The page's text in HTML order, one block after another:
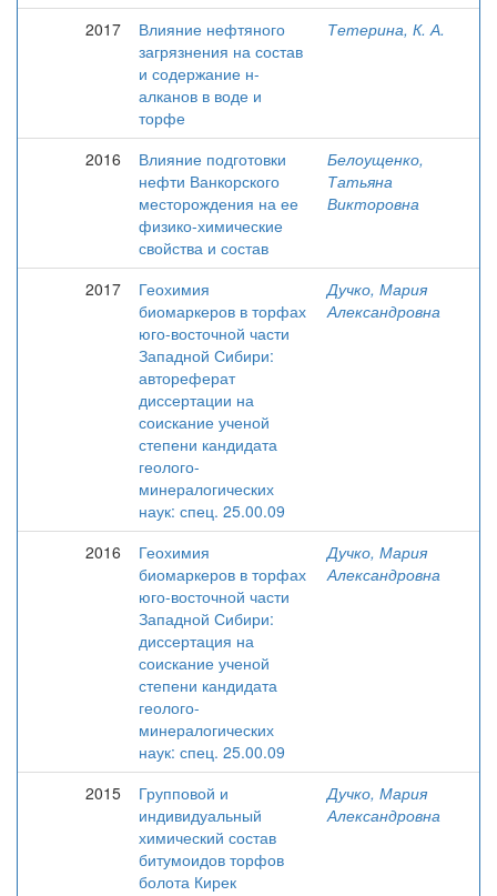
2017
Влияние нефтяного
загрязнения на состав
и содержание н-
алканов в воде и
торфе
Тетерина, К. А.
2016
Влияние подготовки
нефти Ванкорского
месторождения на ее
физико-химические
свойства и состав
Белоущенко,
Татьяна
Викторовна
2017
Геохимия
биомаркеров в торфах
юго-восточной части
Западной Сибири:
автореферат
диссертации на
соискание ученой
степени кандидата
геолого-
минералогических
наук: спец. 25.00.09
Дучко, Мария
Александровна
2016
Геохимия
биомаркеров в торфах
юго-восточной части
Западной Сибири:
диссертация на
соискание ученой
степени кандидата
геолого-
минералогических
наук: спец. 25.00.09
Дучко, Мария
Александровна
2015
Групповой и
индивидуальный
химический состав
битумоидов торфов
болота Кирек
Дучко, Мария
Александровна